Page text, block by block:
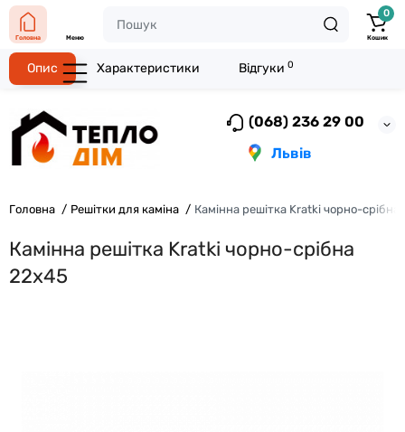
(068) 236 29 00
Львів
Головна Меню
0
Кошик
Головна Решітки для каміна Камінна решітка Kratki чорно-срібна
Камінна решітка Kratki чорно-срібна
22x45
Опис Характеристики Відгуки 0